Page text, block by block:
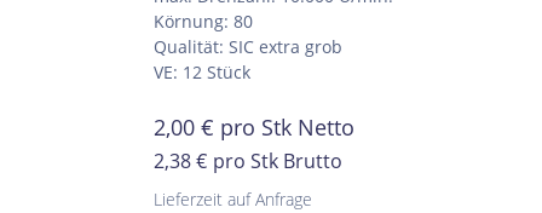
Körnung: 80
Qualität: SIC extra grob
VE: 12 Stück
2,00 € pro Stk Netto
2,38 € pro Stk Brutto
Lieferzeit auf Anfrage